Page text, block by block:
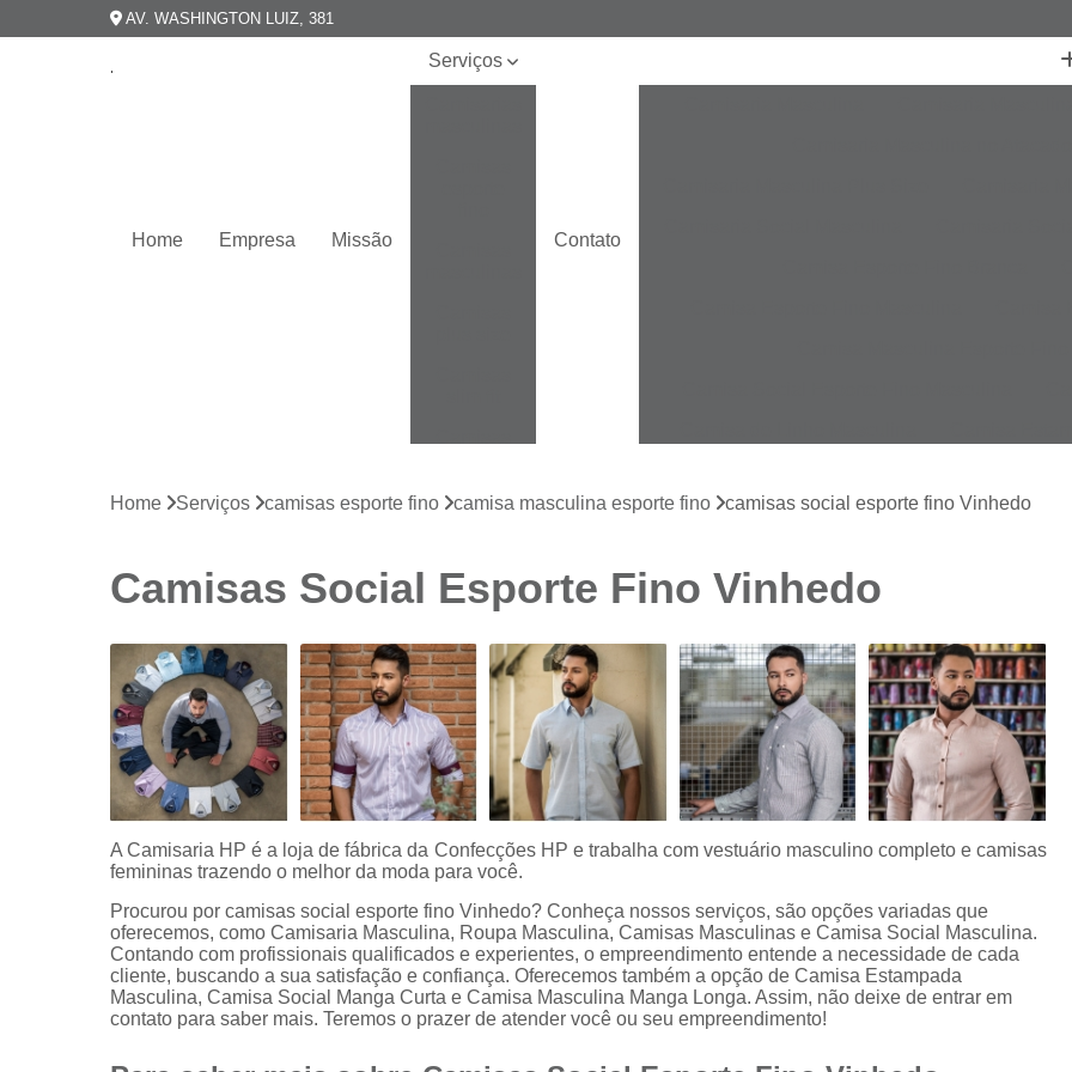
AV. WASHINGTON LUIZ, 381
Home Empresa Missão
Serviços
Camisas
branca
preço
Camisas
sociais
listradas
Camisas
sociais
curta
Camisas
sociais
manga
longa
Camisas
sociais
Contato
Camisa Masculina
Camisa Masculina
Camisa Branca Plus Size
Camisa Social Branca Plus Size
Camisa Social Plus Size
Camisa Xadrez Masculina Plus Size
Camisa Masculina Manga Curta Slim Fit
Camisa Slim Fit
Camisa
Camisa Social Slim Fit Masculina
Camisa
Camisa Branca Slim Masculina
Camisa Jeans Slim Masculina
Home Serviços camisas esporte fino camisa masculina esporte fino camisas social esporte fino Vinhedo
Camisas Social Esporte Fino Vinhedo
A Camisaria HP é a loja de fábrica da Confecções HP e trabalha com vestuário masculino completo e camisas
femininas trazendo o melhor da moda para você.
Procurou por camisas social esporte fino Vinhedo? Conheça nossos serviços, são opções variadas que
oferecemos, como Camisaria Masculina, Roupa Masculina, Camisas Masculinas e Camisa Social Masculina.
Contando com profissionais qualificados e experientes, o empreendimento entende a necessidade de cada
cliente, buscando a sua satisfação e confiança. Oferecemos também a opção de Camisa Estampada
Masculina, Camisa Social Manga Curta e Camisa Masculina Manga Longa. Assim, não deixe de entrar em
contato para saber mais. Teremos o prazer de atender você ou seu empreendimento!